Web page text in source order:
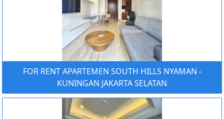
FOR RENT APARTEMEN SOUTH HILLS NYAMAN -
KUNINGAN JAKARTA SELATAN